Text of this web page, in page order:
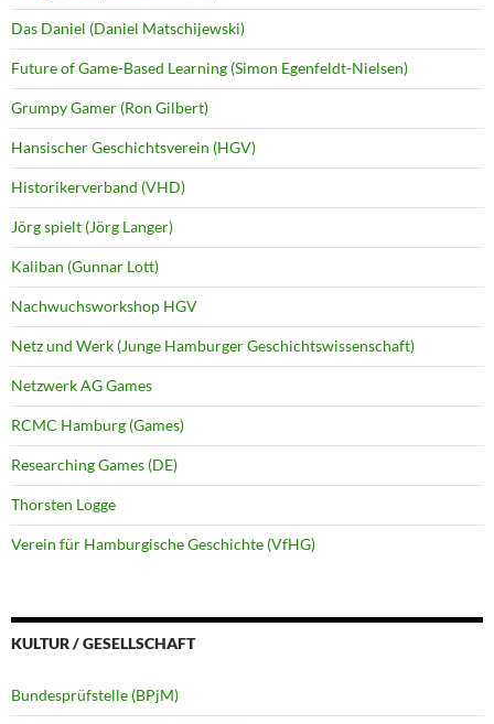
Das Daniel (Daniel Matschijewski)
Future of Game-Based Learning (Simon Egenfeldt-Nielsen)
Grumpy Gamer (Ron Gilbert)
Hansischer Geschichtsverein (HGV)
Historikerverband (VHD)
Jörg spielt (Jörg Langer)
Kaliban (Gunnar Lott)
Nachwuchsworkshop HGV
Netz und Werk (Junge Hamburger Geschichtswissenschaft)
Netzwerk AG Games
RCMC Hamburg (Games)
Researching Games (DE)
Thorsten Logge
Verein für Hamburgische Geschichte (VfHG)
KULTUR / GESELLSCHAFT
Bundesprüfstelle (BPjM)